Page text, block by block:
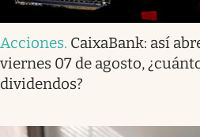
Acciones. CaixaBank: así
viernes 07 de agosto,
dividendos?